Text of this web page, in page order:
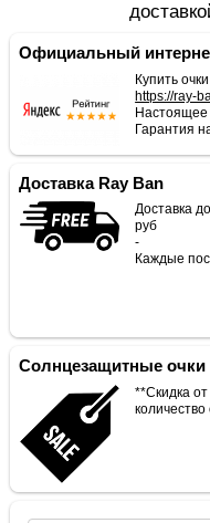
Официальный
Купить
https://ray-
Настоящее
Гарантия
Доставка Ray Ban
Доставка
руб
-
Каждые
Солнцезащитные очки
**Скидка